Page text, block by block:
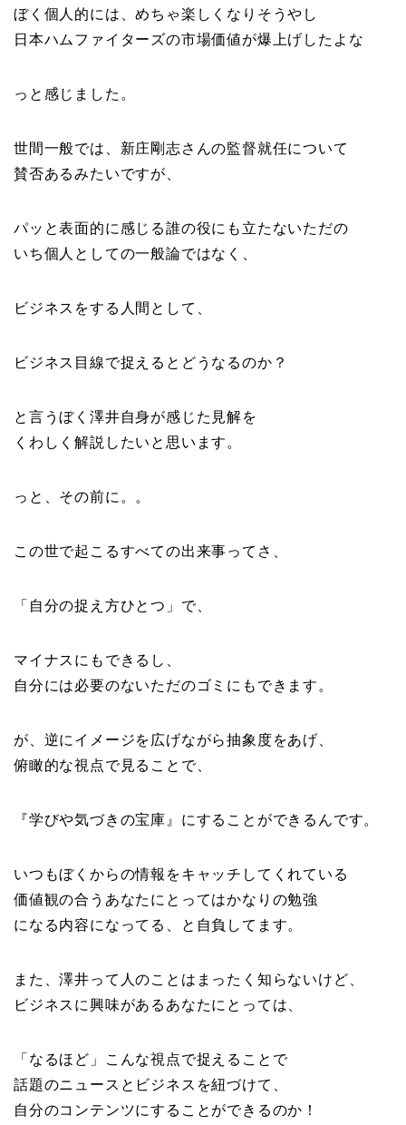
ぼく個人的には、めちゃ楽しくなりそうやし
日本ハムファイターズの市場価値が爆上げしたよな
っと感じました。
世間一般では、新庄剛志さんの監督就任について
賛否あるみたいですが、
パッと表面的に感じる誰の役にも立たないただの
いち個人としての一般論ではなく、
ビジネスをする人間として、
ビジネス目線で捉えるとどうなるのか？
と言うぼく澤井自身が感じた見解を
くわしく解説したいと思います。
っと、その前に。。
この世で起こるすべての出来事ってさ、
「自分の捉え方ひとつ」で、
マイナスにもできるし、
自分には必要のないただのゴミにもできます。
が、逆にイメージを広げながら抽象度をあげ、
俯瞰的な視点で見ることで、
『学びや気づきの宝庫』にすることができるんです。
いつもぼくからの情報をキャッチしてくれている
価値観の合うあなたにとってはかなりの勉強
になる内容になってる、と自負してます。
また、澤井って人のことはまったく知らないけど、
ビジネスに興味があるあなたにとっては、
「なるほど」こんな視点で捉えることで
話題のニュースとビジネスを紐づけて、
自分のコンテンツにすることができるのか！